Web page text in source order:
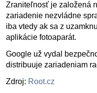
Zraniteľnosť je založená
zariadenie nezvládne
iba vtedy ak sa z
aplikácie fotoaparát.
Google už vydal
distribuuje zariadeniam
Zdroj: Root.cz